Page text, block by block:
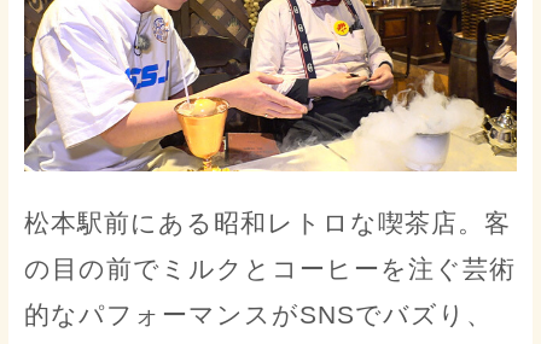
松本駅前にある昭和レトロな喫茶店。客
の目の前でミルクとコーヒーを注ぐ芸術
的なパフォーマンスがSNSでバズり、